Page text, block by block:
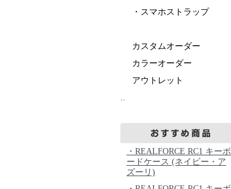
・スマホストラップ
カスタムオーダー
カラーオーダー
アウトレット
..
・REALFORCE RC1 キーボ
ードケース (ネイビー・ア
ズーリ)